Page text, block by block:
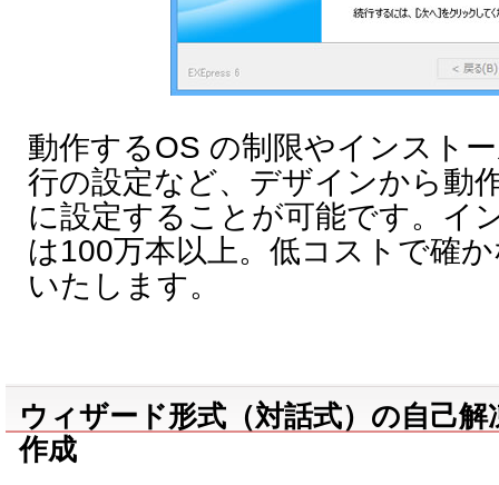
動作するOS の制限やインスト
行の設定など、デザインから動
に設定することが可能です。イ
は100万本以上。低コストで確
いたします。
ウィザード形式（対話式）の自己
作成